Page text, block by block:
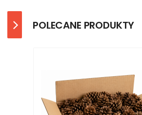
POLECANE PRODUKTY